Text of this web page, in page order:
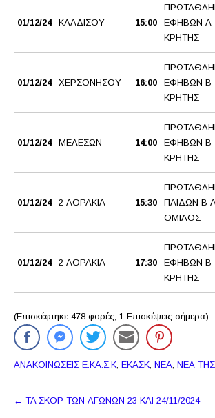
01/12/24 ΚΛΑΔΙΣΟΥ 15:00
ΕΦΗΒΩΝ Α
ΚΡΗΤΗΣ
01/12/24 ΧΕΡΣΟΝΗΣΟΥ 16:00
ΕΦΗΒΩΝ Β
ΚΡΗΤΗΣ
01/12/24 ΜΕΛΕΣΩΝ 14:00
ΕΦΗΒΩΝ Β
ΚΡΗΤΗΣ
01/12/24 2 ΑΟΡΑΚΙΑ 15:30
ΠΑΙΔΩΝ Β
ΟΜΙΛΟΣ
01/12/24 2 ΑΟΡΑΚΙΑ 17:30
ΕΦΗΒΩΝ Β
ΚΡΗΤΗΣ
(Επισκέφτηκε 478 φορές, 1 Επισκέψεις σήμερα)
ΑΝΑΚΟΙΝΩΣΕΙΣ Ε.ΚΑ.Σ.Κ, ΕΚΑΣΚ, ΝΕΑ, ΝΕΑ
Πλοήγηση
← TA ΣΚΟΡ ΤΩΝ ΑΓΩΝΩΝ 23 ΚΑΙ 24/11/2024